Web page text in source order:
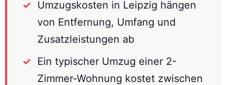
Umzugskosten in Leipzig hängen
von Entfernung, Umfang und
Zusatzleistungen ab
Ein typischer Umzug einer 2-
Zimmer-Wohnung kostet zwischen